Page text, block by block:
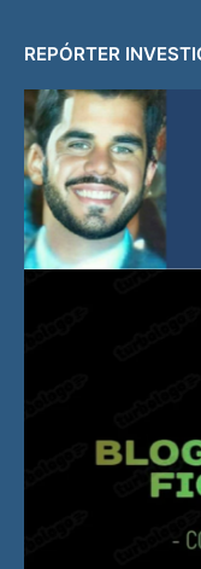
REPÓRTER